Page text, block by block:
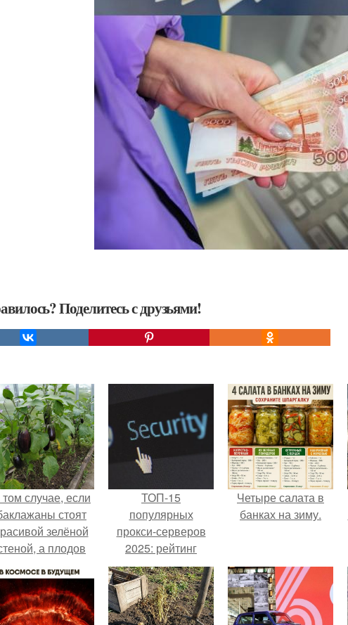
Поделитесь с друзьями!
случае, если
стоят
зелёной
а плодов
не видно -
радоваться тут
нечему.
ТОП-15
популярных
прокси-серверов
2025: рейтинг
лучших решений
для анонимности и
безопасности
Четыре салата в
банках на зиму.